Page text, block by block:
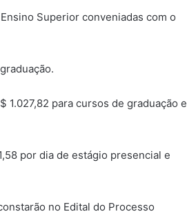
Superior conveniadas com o
1.027,82 para cursos de graduação e
por dia de estágio presencial e
no Edital do Processo